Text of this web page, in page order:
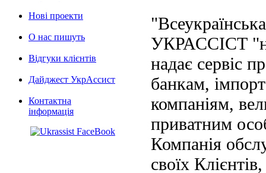
Нові проекти
О нас пишуть
Відгуки клієнтів
Дайджест УкрАссист
Контактна
інформація
УКРАССІСТ
надає сервіс
банкам,
компаніям,
приватним
Компанія
своїх